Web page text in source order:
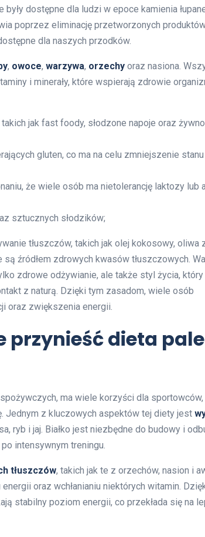
dostępne dla ludzi w epoce kamienia
poprzez eliminację przetworzonych
dla naszych przodków.
, owoce, warzywa, orzechy oraz nasiona.
i minerały, które wspierają zdrowie
takich jak fast foody, słodzone napoje oraz
gluten, co ma na celu zmniejszenie stanu
że wiele osób ma nietolerancję laktozy lub
sztucznych słodzików;
tłuszczów, takich jak olej kokosowy, oliwa
źródłem zdrowych kwasów tłuszczowych.
zdrowe odżywianie, ale także styl życia, który
z naturą. Dzięki tym zasadom, wiele osób
oraz zwiększenia energii.
przynieść dieta
ma wiele korzyści dla
Jednym z kluczowych aspektów tej diety jest
ryb i jaj. Białko jest niezbędne do budowy i
intensywnym treningu.
tłuszczów, takich jak te z orzechów, nasion i
oraz wchłanianiu niektórych witamin.
stabilny poziom energii, co przekłada się na